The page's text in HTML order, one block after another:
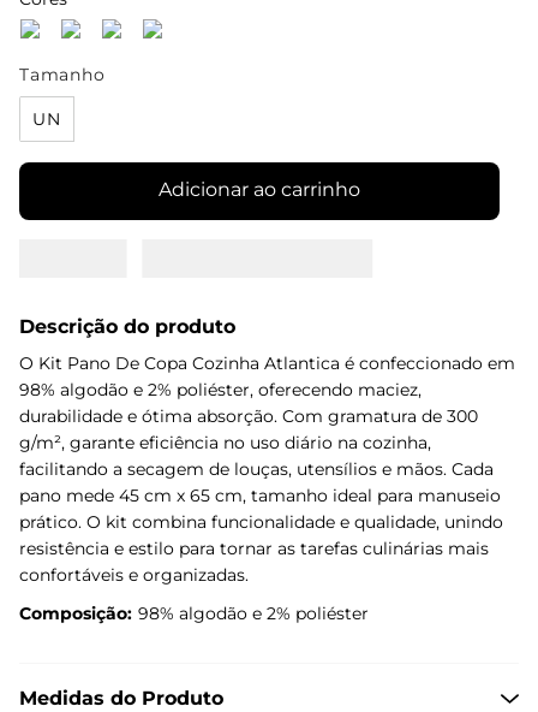
Tamanho
UN
Adicionar ao carrinho
Descrição do produto
O Kit Pano De Copa Cozinha Atlantica é confeccionado em
98% algodão e 2% poliéster, oferecendo maciez,
durabilidade e ótima absorção. Com gramatura de 300
g/m², garante eficiência no uso diário na cozinha,
facilitando a secagem de louças, utensílios e mãos. Cada
pano mede 45 cm x 65 cm, tamanho ideal para manuseio
prático. O kit combina funcionalidade e qualidade, unindo
resistência e estilo para tornar as tarefas culinárias mais
confortáveis e organizadas.
Composição: 98% algodão e 2% poliéster
Medidas do Produto